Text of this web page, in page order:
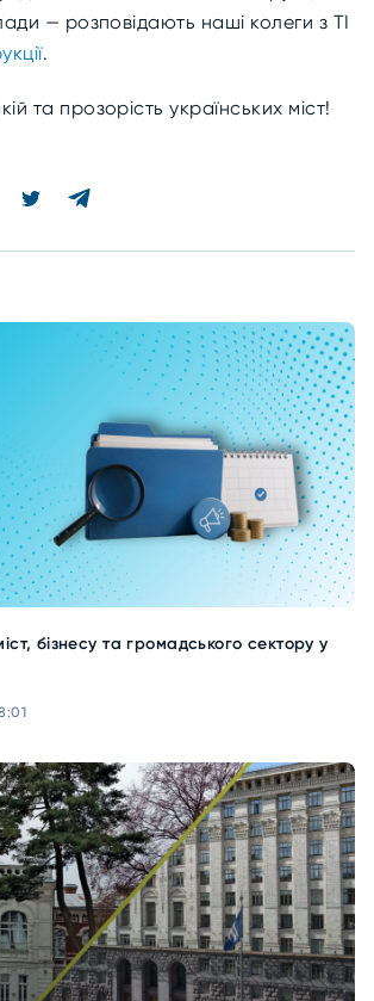
— розповідають наші колеги з ТІ
.
та прозорість українських міст!
бізнесу та громадського сектору у